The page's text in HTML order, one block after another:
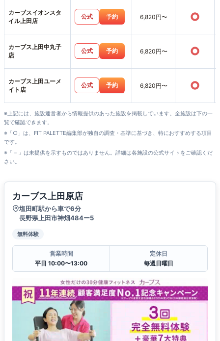
カーブスイオンスタ
イル上田店
公式 予約 6,820円〜 ○
カーブス上田中丸子
店
公式 予約 6,820円〜 ○
カーブス上田ユーメ
イト店
公式 予約 6,820円〜 ○
※上記には、施設運営者から情報提供のあった施設を掲載しています。全施設は下の一
覧で確認できます。
※「○」は、FIT PALETTE編集部が独自の調査・基準に基づき、特におすすめする項目
です。
※「－」は未提供を示すものではありません。詳細は各施設の公式サイトをご確認くだ
さい。
カーブス上田原店
塩田町駅から車で6分
長野県上田市神畑484ー5
無料体験
営業時間
平日 10:00〜13:00
定休日
毎週日曜日